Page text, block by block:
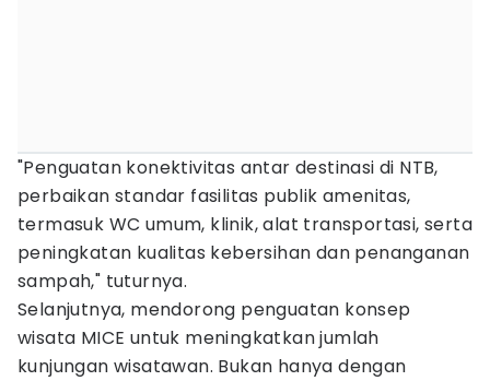
"Penguatan konektivitas antar destinasi di NTB,
perbaikan standar fasilitas publik amenitas,
termasuk WC umum, klinik, alat transportasi, serta
peningkatan kualitas kebersihan dan penanganan
sampah," tuturnya.
Selanjutnya, mendorong penguatan konsep
wisata MICE untuk meningkatkan jumlah
kunjungan wisatawan. Bukan hanya dengan